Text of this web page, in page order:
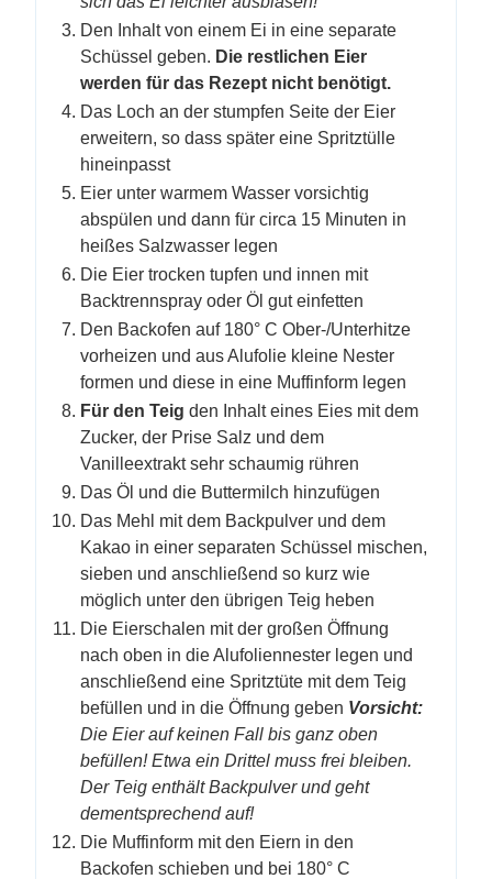
Den Inhalt von einem Ei in eine separate
Schüssel geben. Die restlichen Eier
werden für das Rezept nicht benötigt.
Das Loch an der stumpfen Seite der Eier
erweitern, so dass später eine Spritztülle
hineinpasst
Eier unter warmem Wasser vorsichtig
abspülen und dann für circa 15 Minuten in
heißes Salzwasser legen
Die Eier trocken tupfen und innen mit
Backtrennspray oder Öl gut einfetten
Den Backofen auf 180° C Ober-/Unterhitze
vorheizen und aus Alufolie kleine Nester
formen und diese in eine Muffinform legen
Für den Teig den Inhalt eines Eies mit dem
Zucker, der Prise Salz und dem
Vanilleextrakt sehr schaumig rühren
Das Öl und die Buttermilch hinzufügen
Das Mehl mit dem Backpulver und dem
Kakao in einer separaten Schüssel mischen,
sieben und anschließend so kurz wie
möglich unter den übrigen Teig heben
Die Eierschalen mit der großen Öffnung
nach oben in die Alufoliennester legen und
anschließend eine Spritztüte mit dem Teig
befüllen und in die Öffnung geben Vorsicht:
Die Eier auf keinen Fall bis ganz oben
befüllen! Etwa ein Drittel muss frei bleiben.
Der Teig enthält Backpulver und geht
dementsprechend auf!
Die Muffinform mit den Eiern in den
Backofen schieben und bei 180° C